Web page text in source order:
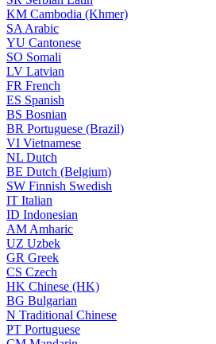
KM Cambodia (Khmer)
SA Arabic
YU Cantonese
SO Somali
LV Latvian
FR French
ES Spanish
BS Bosnian
BR Portuguese (Brazil)
VI Vietnamese
NL Dutch
BE Dutch (Belgium)
SW Finnish Swedish
IT Italian
ID Indonesian
AM Amharic
UZ Uzbek
GR Greek
CS Czech
HK Chinese (HK)
BG Bulgarian
N Traditional Chinese
PT Portuguese